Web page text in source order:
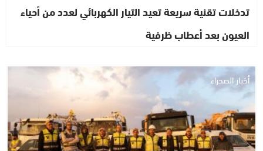
تدخلات تقنية سريعة تعيد التيار الكهربائي لعدد من أحياء
العيون بعد أعطاب ظرفية
أخبار الصحراء